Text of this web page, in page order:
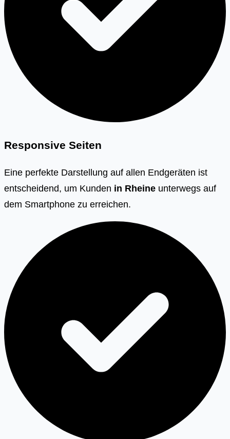
Responsive Seiten
Eine perfekte Darstellung auf allen Endgeräten ist
entscheidend, um Kunden in Rheine unterwegs auf
dem Smartphone zu erreichen.